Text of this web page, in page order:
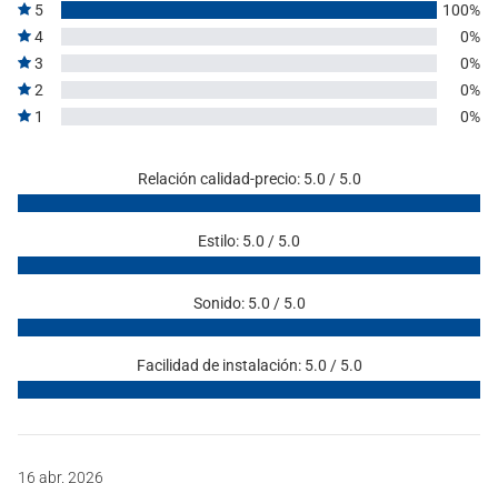
5
100%
4
0%
3
0%
2
0%
1
0%
Relación calidad-precio: 5.0 / 5.0
Estilo: 5.0 / 5.0
Sonido: 5.0 / 5.0
Facilidad de instalación: 5.0 / 5.0
16 abr. 2026